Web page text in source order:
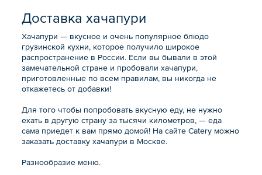
Доставка хачапури
Хачапури — вкусное и очень популярное блюдо
грузинской кухни, которое получило широкое
распространение в России. Если вы бывали в этой
замечательной стране и пробовали хачапури,
приготовленные по всем правилам, вы никогда не
откажетесь от добавки!
Для того чтобы попробовать вкусную еду, не нужно
ехать в другую страну за тысячи километров, — еда
сама приедет к вам прямо домой! На сайте Catery можно
заказать доставку хачапури в Москве.
Разнообразие меню.